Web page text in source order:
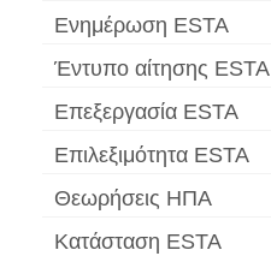
Ενημέρωση ESTA
Έντυπο αίτησης ESTA
Επεξεργασία ESTA
Επιλεξιμότητα ESTA
Θεωρήσεις ΗΠΑ
Κατάσταση ESTA